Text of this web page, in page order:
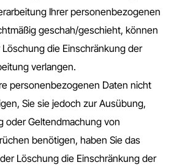
Ihrer personenbezogenen
geschah/geschieht, können
die Einschränkung der
verlangen.
personenbezogenen Daten nicht
Sie sie jedoch zur Ausübung,
oder Geltendmachung von
benötigen, haben Sie das
Löschung die Einschränkung der